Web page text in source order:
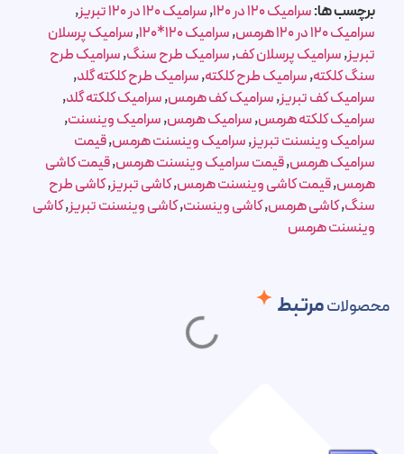
برچسب ها:سرامیک 120 در 120 ,سرامیک 120 در 120 تبریز
,
سرامیک 120 در 120 هرمس
,سرامیک 120*120 ,سرامیک پرسلان
تبریز,سرامیک پرسلان کف,سرامیک طرح سنگ,سرامیک طرح
سنگ کلکته,سرامیک طرح کلکته,سرامیک طرح کلکته گلد,
سرامیک کف تبریز,سرامیک کف هرمس,سرامیک کلکته گلد,
سرامیک کلکته هرمس,سرامیک هرمس,سرامیک وینسنت,
سرامیک وینسنت تبریز,سرامیک وینسنت هرمس,قیمت
سرامیک هرمس,قیمت سرامیک وینسنت هرمس,قیمت کاشی
هرمس,قیمت کاشی وینسنت هرمس,کاشی تبریز,کاشی طرح
سنگ,کاشی هرمس,کاشی وینسنت,کاشی وینسنت تبریز,کاشی
وینسنت هرمس
محصولاتمرتبط